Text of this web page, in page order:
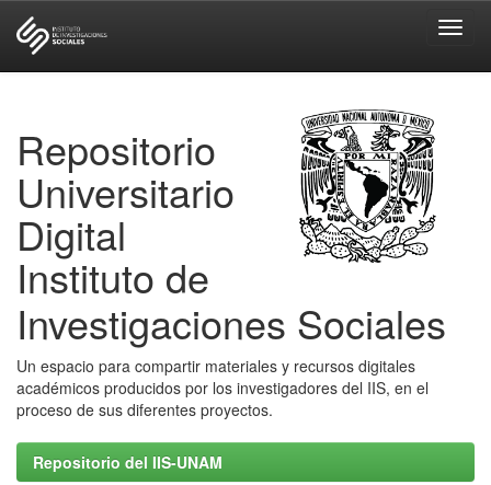
Repositorio
Universitario
Digital
Instituto de
Investigaciones Sociales
Un espacio para compartir materiales y recursos digitales
académicos producidos por los investigadores del IIS, en el
proceso de sus diferentes proyectos.
Repositorio del IIS-UNAM